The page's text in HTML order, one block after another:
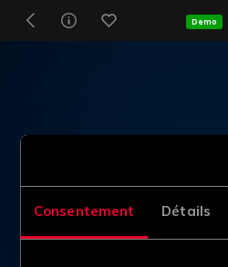
Consentement Détails
Demo